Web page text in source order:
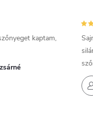
kaptam,